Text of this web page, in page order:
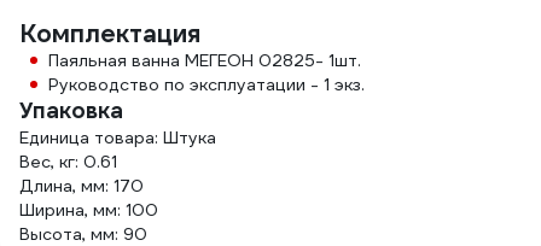
Комплектация
Паяльная ванна МЕГЕОН 02825- 1шт.
Руководство по эксплуатации - 1 экз.
Упаковка
Единица товара: Штука
Вес, кг: 0.61
Длина, мм: 170
Ширина, мм: 100
Высота, мм: 90